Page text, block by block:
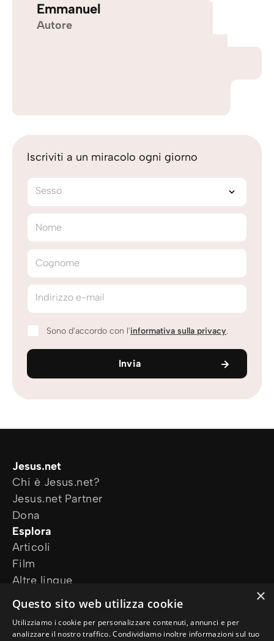
Emmanuel
Autore
Iscriviti a un miracolo ogni giorno
Sesso
Nome
Cognome
Indirizzo e-mail
Sono d'accordo con l'informativa sulla privacy.
Invia
Jesus.net
Chi è Jesus.net?
Jesus.net Partner
Dona
Esplora
Articoli
Film
Altre lingue
I nostri progetti
Altri siti web
Ho bisogno di preghiera
×
Questo sito web utilizza cookie
Utilizziamo i cookie per personalizzare contenuti, annunci e per
analizzare il nostro traffico. Condividiamo inoltre informazioni sul tuo